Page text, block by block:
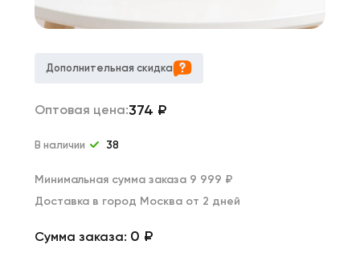
Дополнительная скидка
Оптовая цена:374 ₽
В наличии 38
Минимальная сумма заказа 9 999 ₽
Доставка в город Москва от 2 дней
Сумма заказа: 0 ₽